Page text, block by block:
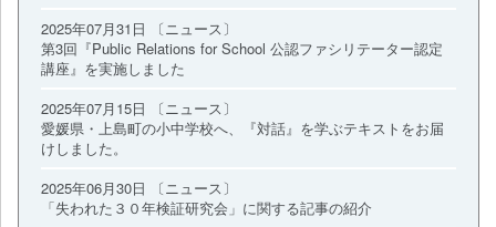
2025年07月31日 〔ニュース〕
第3回『Public Relations for School 公認ファシリテーター認定
講座』を実施しました
2025年07月15日 〔ニュース〕
愛媛県・上島町の小中学校へ、『対話』を学ぶテキストをお届
けしました。
2025年06月30日 〔ニュース〕
「失われた３０年検証研究会」に関する記事の紹介